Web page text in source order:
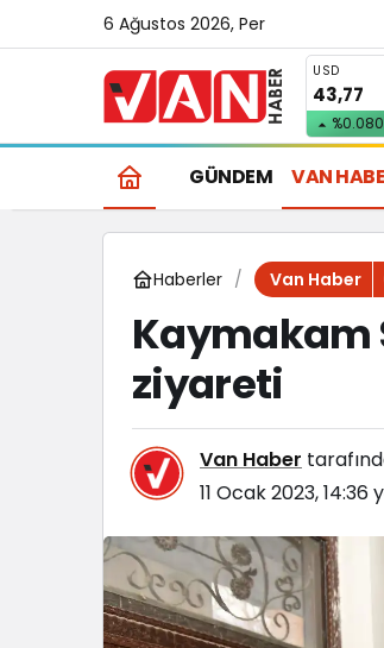
6 Ağustos 2026, Per
USD
43,77
%0.080
GÜNDEM VAN
Haberler Van Haber
Kaymakam
ziyareti
Van Haber
11 Ocak 2023, 14:36